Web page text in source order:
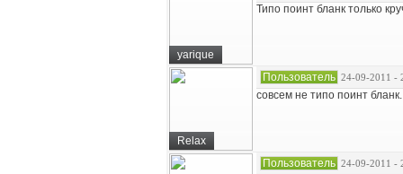
yarique
Типо поинт бланк только
Relax
Пользователь 24-09-2011 -
совсем не типо поинт бланк.
Пользователь 24-09-2011 -